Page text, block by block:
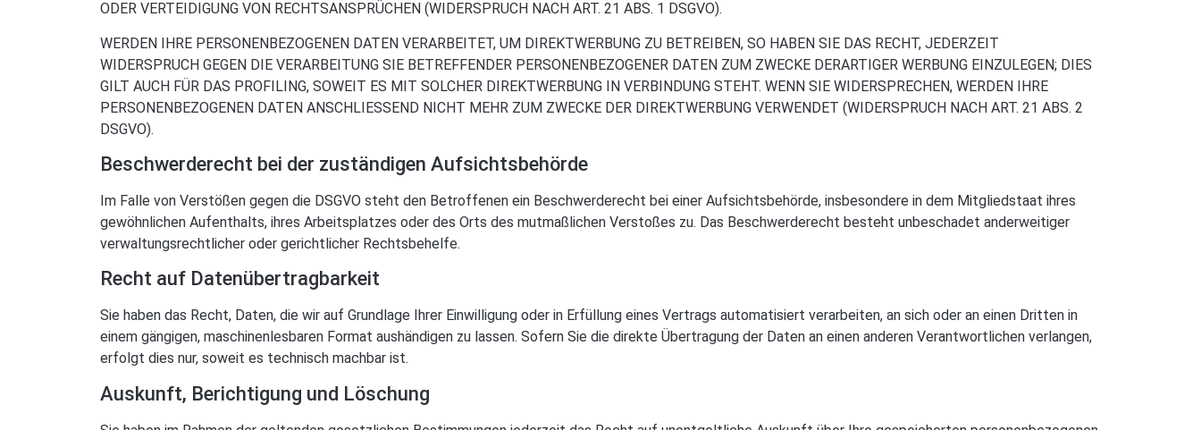
ODER VERTEIDIGUNG VON RECHTSANSPRÜCHEN (WIDERSPRUCH NACH ART. 21 ABS. 1 DSGVO).
WERDEN IHRE PERSONENBEZOGENEN DATEN VERARBEITET, UM DIREKTWERBUNG ZU BETREIBEN, SO HABEN SIE DAS RECHT, JEDERZEIT
WIDERSPRUCH GEGEN DIE VERARBEITUNG SIE BETREFFENDER PERSONENBEZOGENER DATEN ZUM ZWECKE DERARTIGER WERBUNG EINZULEGEN; DIES
GILT AUCH FÜR DAS PROFILING, SOWEIT ES MIT SOLCHER DIREKTWERBUNG IN VERBINDUNG STEHT. WENN SIE WIDERSPRECHEN, WERDEN IHRE
PERSONENBEZOGENEN DATEN ANSCHLIESSEND NICHT MEHR ZUM ZWECKE DER DIREKTWERBUNG VERWENDET (WIDERSPRUCH NACH ART. 21 ABS. 2
DSGVO).
Beschwerde­recht bei der zuständigen Aufsichts­behörde
Im Falle von Verstößen gegen die DSGVO steht den Betroffenen ein Beschwerderecht bei einer Aufsichtsbehörde, insbesondere in dem Mitgliedstaat ihres
gewöhnlichen Aufenthalts, ihres Arbeitsplatzes oder des Orts des mutmaßlichen Verstoßes zu. Das Beschwerderecht besteht unbeschadet anderweitiger
verwaltungsrechtlicher oder gerichtlicher Rechtsbehelfe.
Recht auf Daten­übertrag­barkeit
Sie haben das Recht, Daten, die wir auf Grundlage Ihrer Einwilligung oder in Erfüllung eines Vertrags automatisiert verarbeiten, an sich oder an einen Dritten in
einem gängigen, maschinenlesbaren Format aushändigen zu lassen. Sofern Sie die direkte Übertragung der Daten an einen anderen Verantwortlichen verlangen,
erfolgt dies nur, soweit es technisch machbar ist.
Auskunft, Berichtigung und Löschung